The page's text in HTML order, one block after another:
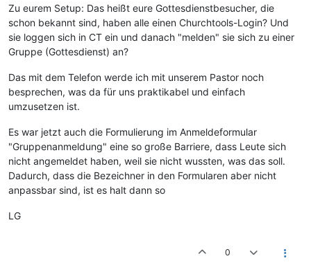
Zu eurem Setup: Das heißt eure Gottesdienstbesucher, die
schon bekannt sind, haben alle einen Churchtools-Login? Und
sie loggen sich in CT ein und danach "melden" sie sich zu einer
Gruppe (Gottesdienst) an?
Das mit dem Telefon werde ich mit unserem Pastor noch
besprechen, was da für uns praktikabel und einfach
umzusetzen ist.
Es war jetzt auch die Formulierung im Anmeldeformular
"Gruppenanmeldung" eine so große Barriere, dass Leute sich
nicht angemeldet haben, weil sie nicht wussten, was das soll.
Dadurch, dass die Bezeichner in den Formularen aber nicht
anpassbar sind, ist es halt dann so
LG
0